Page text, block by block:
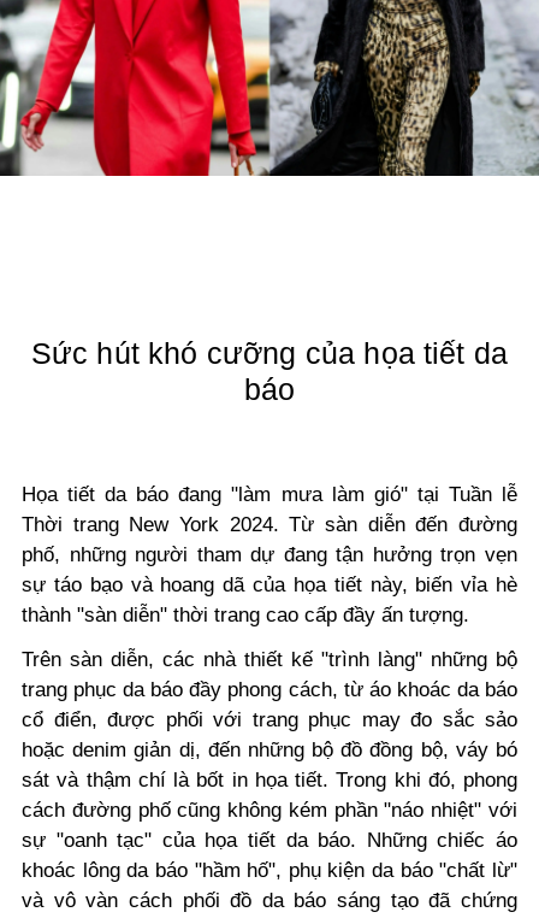
Sức hút khó cưỡng của họa tiết da
báo
Họa tiết da báo đang "làm mưa làm gió" tại Tuần lễ
Thời trang New York 2024. Từ sàn diễn đến đường
phố, những người tham dự đang tận hưởng trọn vẹn
sự táo bạo và hoang dã của họa tiết này, biến vỉa hè
thành "sàn diễn" thời trang cao cấp đầy ấn tượng.
Trên sàn diễn, các nhà thiết kế "trình làng" những bộ
trang phục da báo đầy phong cách, từ áo khoác da báo
cổ điển, được phối với trang phục may đo sắc sảo
hoặc denim giản dị, đến những bộ đồ đồng bộ, váy bó
sát và thậm chí là bốt in họa tiết. Trong khi đó, phong
cách đường phố cũng không kém phần "náo nhiệt" với
sự "oanh tạc" của họa tiết da báo. Những chiếc áo
khoác lông da báo "hầm hố", phụ kiện da báo "chất lừ"
và vô vàn cách phối đồ da báo sáng tạo đã chứng